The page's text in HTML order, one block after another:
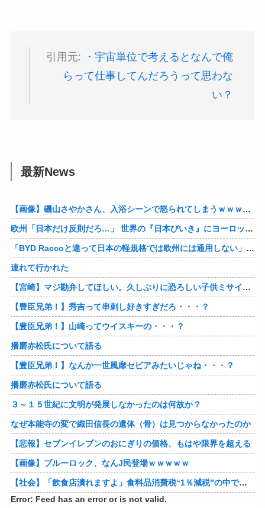
引用元:
・宇宙単位で考えるとなんで俺
らって仕事してんだろうって思わな
い？
最新News
【画像】磯山さやかさん、入浴シーンで怒られてしまうｗｗｗｗｗｗ
欧州「日本だけ反則だろ…」 世界の『日本びいき』にヨーロッパ全土から不満の声
「BYD Raccoと違って日本の軽規格では欧州には通用しない」と自動車系ライターが示唆、だが速攻で反例を提示されて即落ち二コマ状態に……
連れて行かれた
【宮崎】マジ勘弁してほしい。久しぶりに恐ろしい子供ミサイルを見た。
【豊臣兄弟！】秀吉って串刺し好きすぎだろ・・・？
【豊臣兄弟！】山崎ってウイスキーの・・・？
播磨赤松氏について語る
【豊臣兄弟！】なんか一世風靡セピアみたいじゃね・・・？
播磨赤松氏について語る
３～１５世紀に文明が発展しなかったのは何故か？
なぜ本能寺の変で織田信長の遺体（骨）は見つからなかったのか
【悲報】セブンイレブンのおにぎりの価格、もはや限界を超える
【画像】ブルーロック、なんJ民登場ｗｗｗｗｗ
【社会】「飲食店潰れますよ」食料品消費税“1％減税”の中で上がる懸念 外食は10％で“9％”差に…一方で対象の弁当店でも悲痛な声「値下げできない…」
Error: Feed has an error or is not valid.